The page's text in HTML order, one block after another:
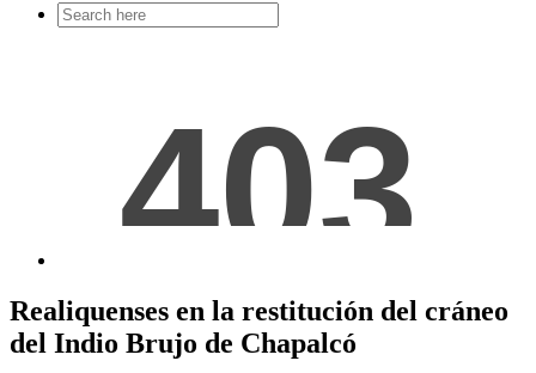
Search
for:
Realiquenses en la restitución del cráneo
del Indio Brujo de Chapalcó